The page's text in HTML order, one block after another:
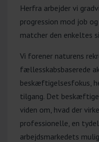
Herfra arbejder vi
progression mod job
matcher den enkeltes
Vi forener naturens
fællesskabsbaserede
beskæftigelsesfokus,
tilgang. Det
viden om, hvad der
professionelle, en
arbejdsmarkedets